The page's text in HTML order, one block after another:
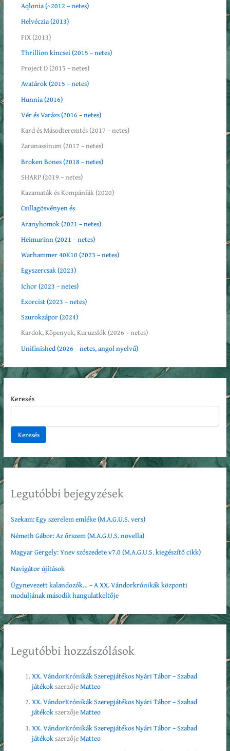
Aqlonia (~2012 – netes)
Helvéczia (2013)
FIX (2013)
Thrillion kincsei (2015 – netes)
Project D (2015 – netes)
Avatárok (2015 – netes)
Hunnia (2016)
Vér és Varázs (2016 – netes)
Kard és Másodteremtés (2017 – netes)
Zaranassinum (2017 – netes)
Broken Bones (2018 – netes)
SHARP (2019 – netes)
Kazamaták és Kompániák (2020)
Csillagösvényen és
Aranyhomok (2021 – netes)
Heimurinn (2021 – netes)
Warhammer 40K10 (2023 – netes)
Egyszercsak (2023)
Ichor (2023 – netes)
Exorcist (2023 – netes)
Szurokzápor (2024)
Kardok, Köpenyek, Kuruzslók (2026 – netes)
Unifinished (2026 – netes, angol nyelvű)
Keresés
Keresés
Legutóbbi bejegyzések
Szekam: Egy szerelem emléke (M.A.G.U.S. vers)
Németh Gábor: Az őrszem (M.A.G.U.S. novella)
Magyar Gergely: Ynev szószedete v7.0 (M.A.G.U.S. kiegészítő cikk)
Navigátor újítások
Úgynevezett kalandozók… – A XX. Vándorkrónikák központi
moduljának második hangulatkeltője
Legutóbbi hozzászólások
XX. VándorKrónikák Szerepjátékos Nyári Tábor – Szabad
játékokszerzőjeMatteo
XX. VándorKrónikák Szerepjátékos Nyári Tábor – Szabad
játékokszerzőjeMatteo
XX. VándorKrónikák Szerepjátékos Nyári Tábor – Szabad
játékokszerzőjeMatteo